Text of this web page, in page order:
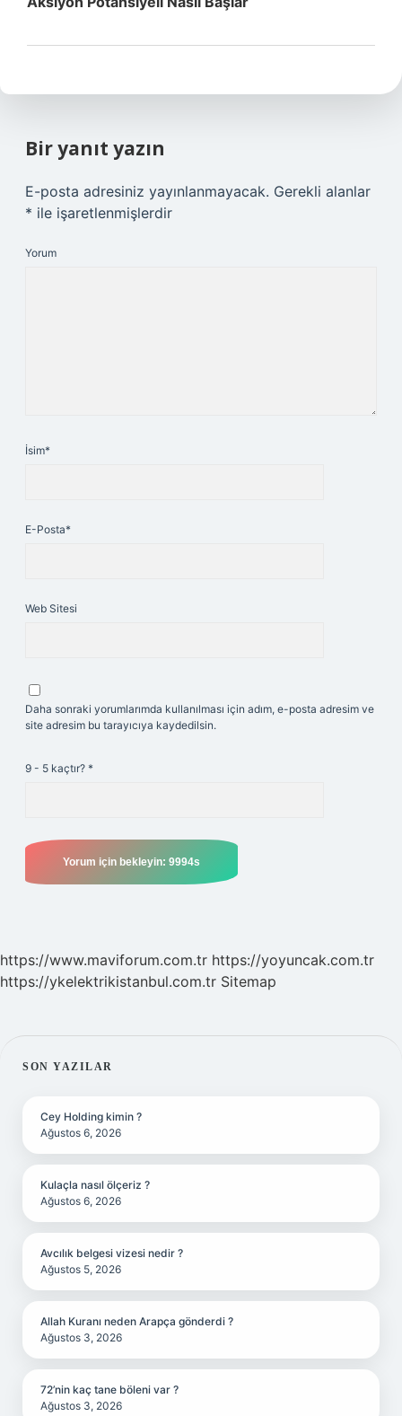
Bir yanıt yazın
E-posta adresiniz yayınlanmayacak. Gerekli alanlar
* ile işaretlenmişlerdir
Yorum
İsim*
E-Posta*
Web Sitesi
Daha sonraki yorumlarımda kullanılması için adım, e-posta adresim ve
site adresim bu tarayıcıya kaydedilsin.
9 - 5 kaçtır? *
https://www.maviforum.com.tr https://yoyuncak.com.tr
https://ykelektrikistanbul.com.tr Sitemap
SIDEBAR
SON YAZILAR
Cey Holding kimin ?
Ağustos 6, 2026
Kulaçla nasıl ölçeriz ?
Ağustos 6, 2026
Avcılık belgesi vizesi nedir ?
Ağustos 5, 2026
Allah Kuranı neden Arapça gönderdi ?
Ağustos 3, 2026
72’nin kaç tane böleni var ?
Ağustos 3, 2026